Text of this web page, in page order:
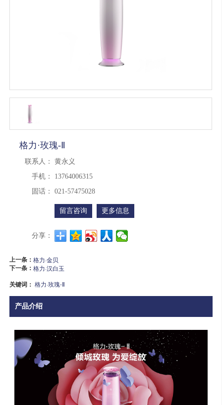
格力·玫瑰-Ⅱ
联系人：
黄永义
手机：
13764006315
固话：
021-57475028
留言咨询 更多信息
分享：
上一条：格力·金贝
下一条：格力·汉白玉
关键词：格力·玫瑰-Ⅱ
产品介绍